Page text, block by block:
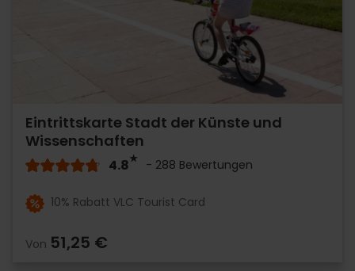
Eintrittskarte Stadt der Künste und
Wissenschaften
4.8 - 288 Bewertungen
10% Rabatt VLC Tourist Card
Von 51,25 €